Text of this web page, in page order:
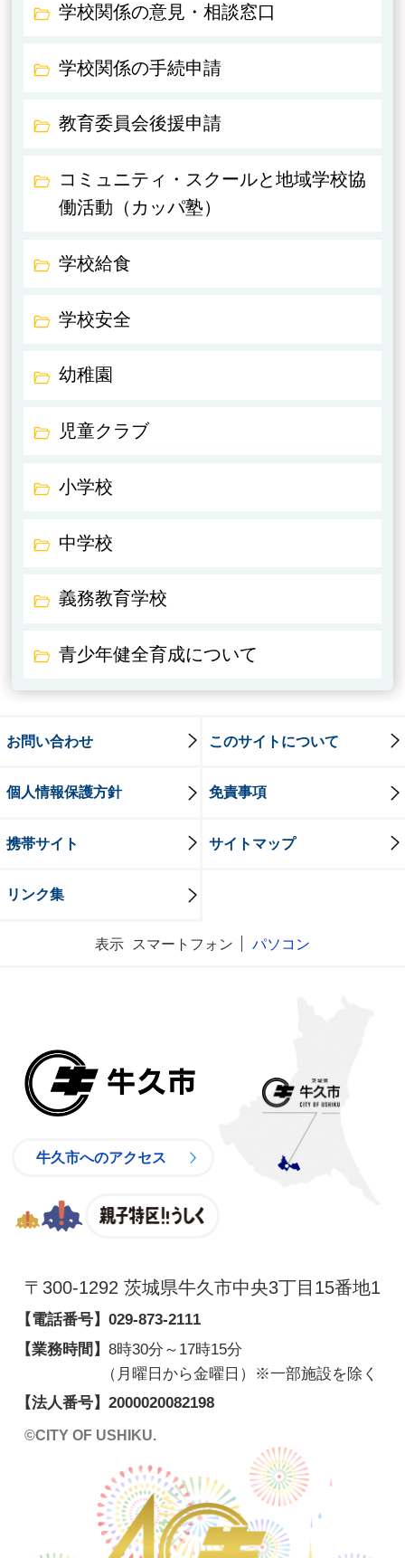
学校関係の意見・相談窓口
学校関係の手続申請
教育委員会後援申請
コミュニティ・スクールと地域学校協
働活動（カッパ塾）
学校給食
学校安全
幼稚園
児童クラブ
小学校
中学校
義務教育学校
青少年健全育成について
お問い合わせ このサイトについて
個人情報保護方針 免責事項
携帯サイト サイトマップ
リンク集
表示 スマートフォン パソコン
牛久市へのアクセス
〒300-1292 茨城県牛久市中央3丁目15番地1
【電話番号】 029-873-2111
【業務時間】 8時30分～17時15分
（月曜日から金曜日）※一部施設を除く
【法人番号】2000020082198
©CITY OF USHIKU.